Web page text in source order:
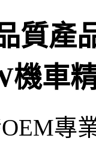
質產
機車
專